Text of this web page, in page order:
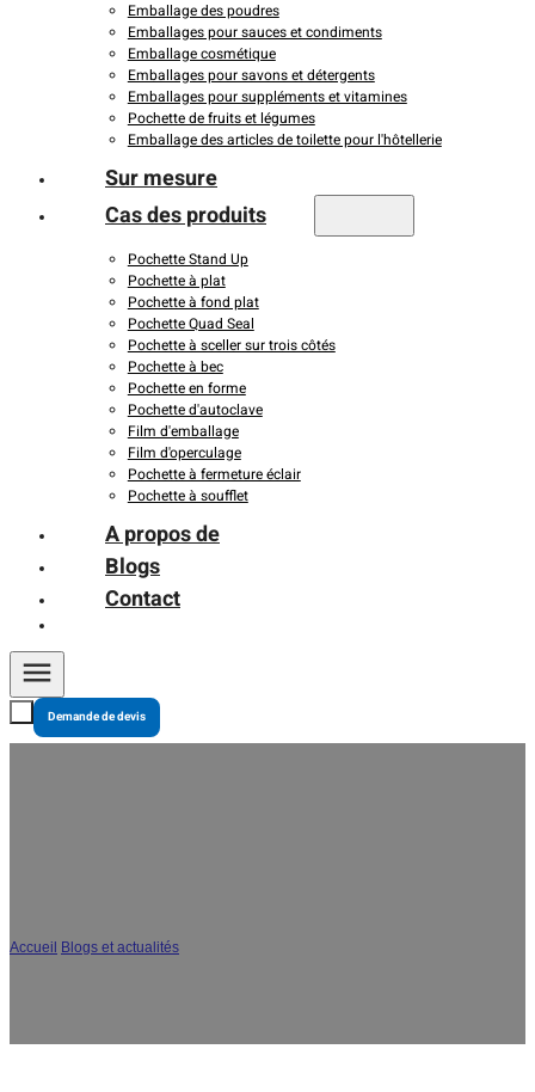
Emballage des poudres
Emballages pour sauces et condiments
Emballage cosmétique
Emballages pour savons et détergents
Emballages pour suppléments et vitamines
Pochette de fruits et légumes
Emballage des articles de toilette pour l'hôtellerie
Sur mesure
Cas des produits
Pochette Stand Up
Pochette à plat
Pochette à fond plat
Pochette Quad Seal
Pochette à sceller sur trois côtés
Pochette à bec
Pochette en forme
Pochette d'autoclave
Film d'emballage
Film d'operculage
Pochette à fermeture éclair
Pochette à soufflet
A propos de
Blogs
Contact
Demande de devis
Accueil Blogs et actualités